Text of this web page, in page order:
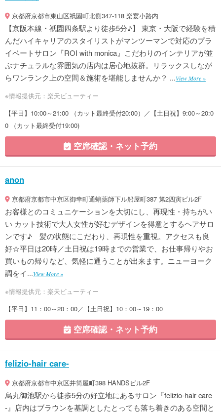
京都府京都市東山区祇園町北側347-118 楽宴小路内
【京阪本線・祇園四条駅より徒歩5分♪】 東京・大阪で経験を積
んだハイキャリアのスタイリストがマンツーマンで対応のプラ
イベートサロン『ROI with monica』こだわりのインテリアが並
ぶナチュラルな雰囲気の店内は居心地抜群。リラックスしなが
らワンランク上の空間＆施術を堪能しませんか？ ...View More »
※情報提供元：楽天ビューティー
【平日】10:00～21:00 （カット最終受付20:00）／【土日祝】9:00～20:0
0 （カット最終受付19:00)
空席確認・ネット予約
anon
京都府京都市中京区御幸町通蛸薬師下ル船屋町387 第2四寅ビル2F
お客様とのコミュニケーションを大切にし、再現性・持ちがい
い カット技術で大人女性が好むデザインを得意とするヘアサロ
ンです♪ 髪の状態にこだわり、再現性を重視。アクセスも良
好☆平日は20時／土日祝は19時までの営業で、お仕事帰りやお
買いもの帰りなど、気軽に通うことが出来ます。ニューヨーク
調をイ...View More »
※情報提供元：楽天ビューティー
【平日】11：00～20：00／【土日祝】10：00～19：00
空席確認・ネット予約
felizio-hair care-
京都府京都市中京区井筒屋町398 HANDSビル2F
烏丸御池駅から徒歩5分の好立地にあるサロン『felizio-hair care
-』店内はブラウンを基調としたとっても落ち着きのある空間と